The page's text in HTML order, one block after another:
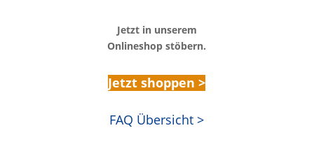
Jetzt in unserem
Onlineshop stöbern.
Jetzt shoppen >
FAQ Übersicht >